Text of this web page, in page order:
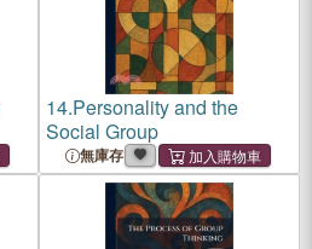
14.Personality and the
Social Group
無庫存